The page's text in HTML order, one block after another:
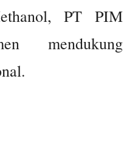
PT PIM
mendukung